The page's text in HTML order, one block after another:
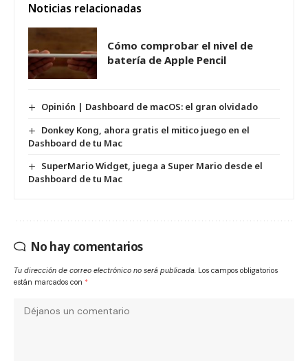
Noticias relacionadas
Cómo comprobar el nivel de
batería de Apple Pencil
Opinión | Dashboard de macOS: el gran olvidado
Donkey Kong, ahora gratis el mitico juego en el
Dashboard de tu Mac
SuperMario Widget, juega a Super Mario desde el
Dashboard de tu Mac
No hay comentarios
Tu dirección de correo electrónico no será publicada. Los campos obligatorios
están marcados con *